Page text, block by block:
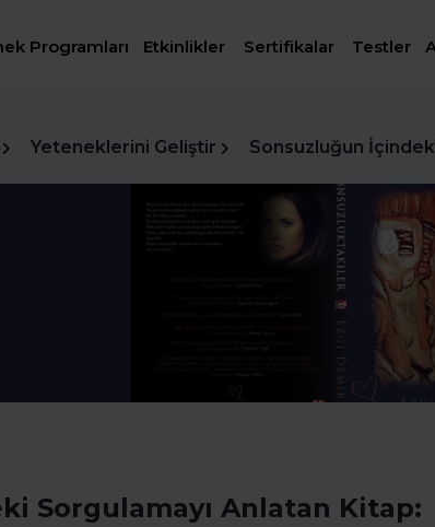
Programları Etkinlikler Sertifikalar Testler
Yeteneklerini Geliştir Sonsuzluğun
Sorgulamayı Anlatan Kitap: